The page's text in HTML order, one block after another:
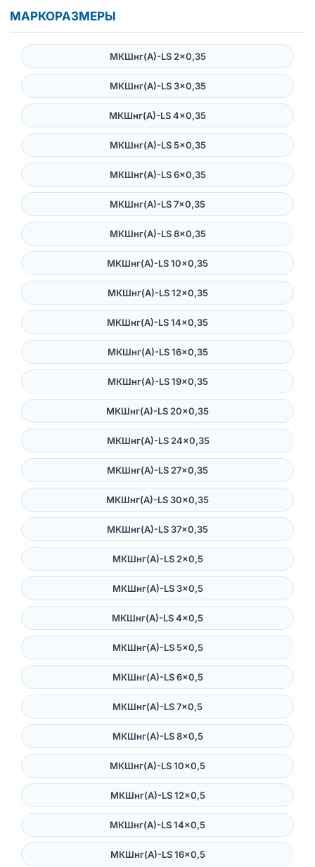
МАРКОРАЗМЕРЫ
МКШнг(А)-LS 2×0,35
МКШнг(А)-LS 3×0,35
МКШнг(А)-LS 4×0,35
МКШнг(А)-LS 5×0,35
МКШнг(А)-LS 6×0,35
МКШнг(А)-LS 7×0,35
МКШнг(А)-LS 8×0,35
МКШнг(А)-LS 10×0,35
МКШнг(А)-LS 12×0,35
МКШнг(А)-LS 14×0,35
МКШнг(А)-LS 16×0,35
МКШнг(А)-LS 19×0,35
МКШнг(А)-LS 20×0,35
МКШнг(А)-LS 24×0,35
МКШнг(А)-LS 27×0,35
МКШнг(А)-LS 30×0,35
МКШнг(А)-LS 37×0,35
МКШнг(А)-LS 2×0,5
МКШнг(А)-LS 3×0,5
МКШнг(А)-LS 4×0,5
МКШнг(А)-LS 5×0,5
МКШнг(А)-LS 6×0,5
МКШнг(А)-LS 7×0,5
МКШнг(А)-LS 8×0,5
МКШнг(А)-LS 10×0,5
МКШнг(А)-LS 12×0,5
МКШнг(А)-LS 14×0,5
МКШнг(А)-LS 16×0,5